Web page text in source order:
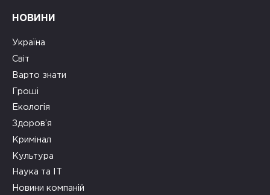
НОВИНИ
Україна
Світ
Варто знати
Гроші
Екологія
Здоров’я
Кримінал
Культура
Наука та ІТ
Новини компаній